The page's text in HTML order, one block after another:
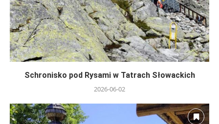
Schronisko pod Rysami w Tatrach Słowackich
2026-06-02